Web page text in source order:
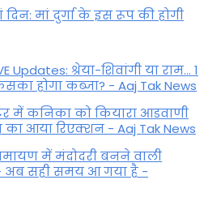
दिन: मां दुर्गा के इस रूप की होगी
Updates: श्रेया-शिवांगी या राम... 1
होगा कब्जा? - Aaj Tak News
में कनिका को कियारा आडवाणी
आया रिएक्शन - Aaj Tak News
में मंदोदरी बनने वाली
अब सही समय आ गया है -